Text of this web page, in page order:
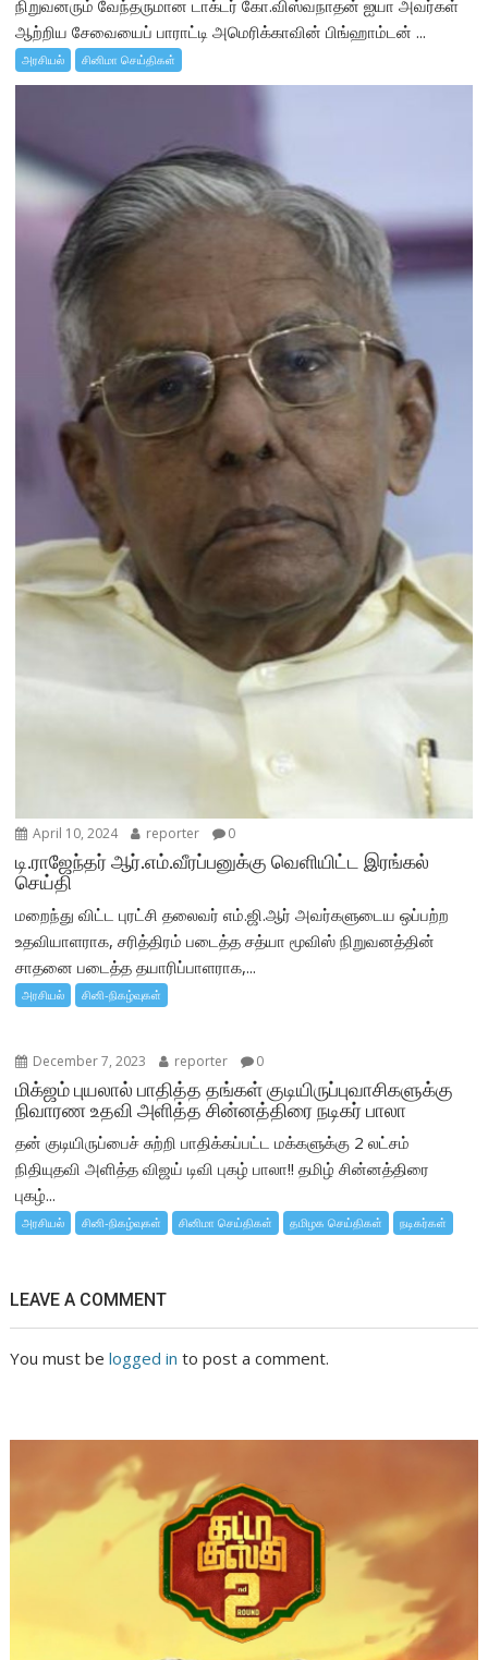
நிறுவனரும் வேந்தருமான டாக்டர் கோ.விஸ்வநாதன் ஐயா அவர்கள்
ஆற்றிய சேவையைப் பாராட்டி அமெரிக்காவின் பிங்ஹாம்டன் ...
அரசியல் சினிமா செய்திகள்
April 10, 2024 reporter 0
டி.ராஜேந்தர் ஆர்.எம்.வீரப்பனுக்கு வெளியிட்ட இரங்கல்
செய்தி
மறைந்து விட்ட புரட்சி தலைவர் எம்.ஜி.ஆர் அவர்களுடைய ஒப்பற்ற
உதவியாளராக, சரித்திரம் படைத்த சத்யா மூவிஸ் நிறுவனத்தின்
சாதனை படைத்த தயாரிப்பாளராக,...
அரசியல் சினி-நிகழ்வுகள்
December 7, 2023 reporter 0
மிக்ஜம் புயலால் பாதித்த தங்கள் குடியிருப்புவாசிகளுக்கு
நிவாரண உதவி அளித்த சின்னத்திரை நடிகர் பாலா
தன் குடியிருப்பைச் சுற்றி பாதிக்கப்பட்ட மக்களுக்கு 2 லட்சம்
நிதியுதவி அளித்த விஜய் டிவி புகழ் பாலா!! தமிழ் சின்னத்திரை
புகழ்...
அரசியல் சினி-நிகழ்வுகள் சினிமா செய்திகள் தமிழக செய்திகள் நடிகர்கள்
LEAVE A COMMENT
You must belogged in to post a comment.